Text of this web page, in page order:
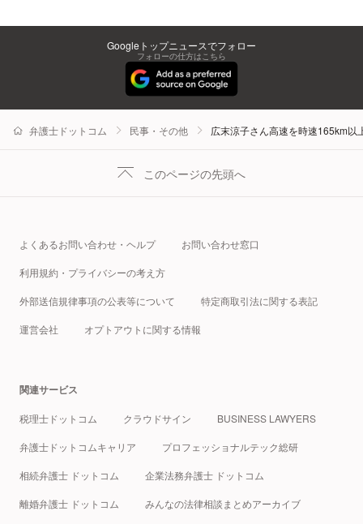
Googleトップニュースでフォロー
フォローの仕方はこちら
弁護士ドットコム 民事・その他 広末涼子さん高速を時速165km
このページの先頭へ
よくあるお問い合わせ・ヘルプ お問い合わせ窓口
利用規約・プライバシーの考え方
外部送信規律事項の公表等について 特定商取引法に関する表記
運営会社 オプトアウトに関する情報
関連サービス
税理士ドットコム クラウドサイン BUSINESS LAWYERS
弁護士ドットコムキャリア プロフェッショナルテック総研
相続弁護士 ドットコム 企業法務弁護士 ドットコム
離婚弁護士 ドットコム みんなの法律相談まとめアーカイブ